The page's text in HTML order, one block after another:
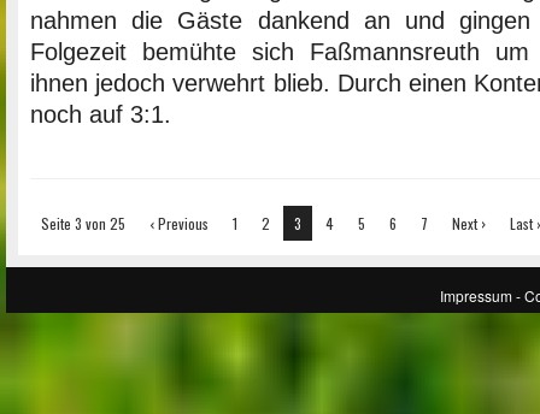
nahmen die Gäste dankend an und
Folgezeit bemühte sich Faßmannsreuth
ihnen jedoch verwehrt blieb. Durch einen
noch auf 3:1.
Seite 3 von 25 ‹ Previous 1 2 3 4 5 6 7 Next › Last
Impressum-